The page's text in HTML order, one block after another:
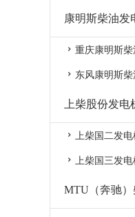
康明斯柴油发
重庆康明斯柴
东风康明斯柴
上柴股份发电
上柴国二发电
上柴国三发电
MTU（奔驰）